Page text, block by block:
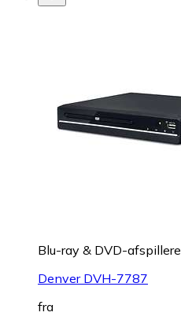
Blu-ray & DVD-afspillere
Denver DVH-7787
fra